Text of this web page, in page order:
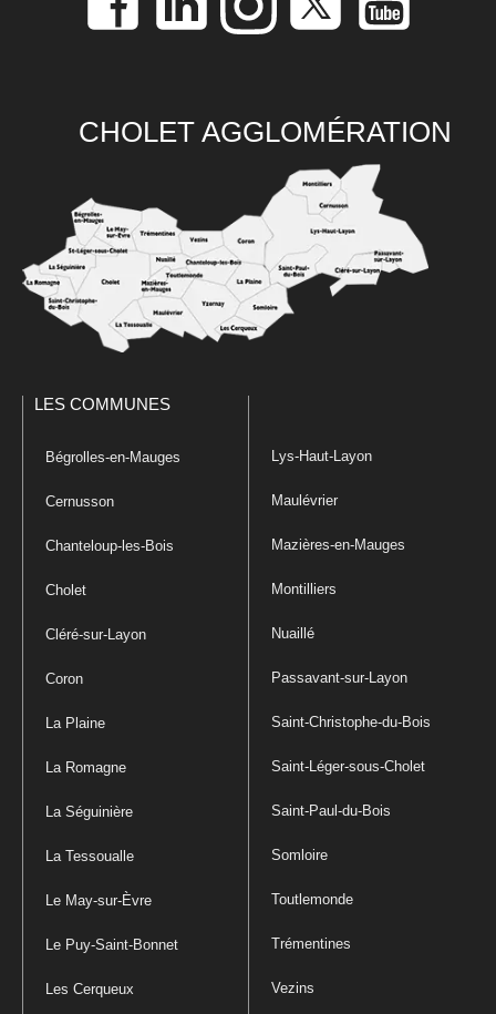
CHOLET AGGLOMÉRATION
LES COMMUNES
Bégrolles-en-Mauges
Cernusson
Chanteloup-les-Bois
Cholet
Cléré-sur-Layon
Coron
La Plaine
La Romagne
La Séguinière
La Tessoualle
Le May-sur-Èvre
Le Puy-Saint-Bonnet
Les Cerqueux
Lys-Haut-Layon
Maulévrier
Mazières-en-Mauges
Montilliers
Nuaillé
Passavant-sur-Layon
Saint-Christophe-du-Bois
Saint-Léger-sous-Cholet
Saint-Paul-du-Bois
Somloire
Toutlemonde
Trémentines
Vezins